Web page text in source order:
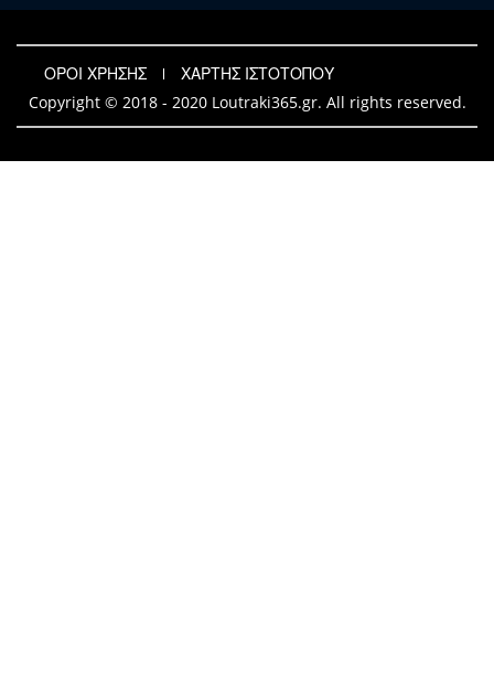
ΟΡΟΙ ΧΡΗΣΗΣ
ΧΑΡΤΗΣ ΙΣΤΟΤΟΠΟΥ
Copyright © 2018 - 2020 Loutraki365.gr. All rights reserved.